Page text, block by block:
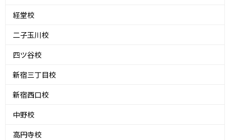
経堂校
二子玉川校
四ツ谷校
新宿三丁目校
新宿西口校
中野校
高円寺校